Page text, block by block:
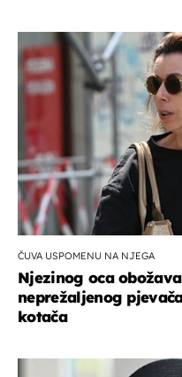
ČUVA USPOMENU NA NJEGA
Njezinog oca
neprežaljenog
kotača